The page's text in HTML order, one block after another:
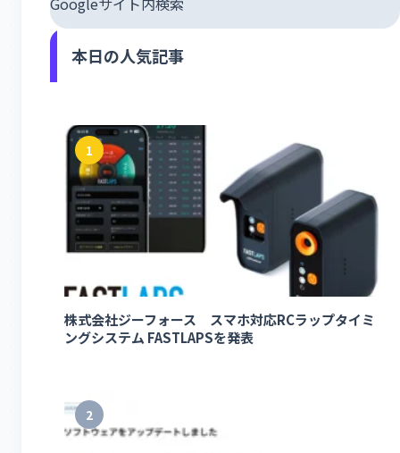
本日の人気記事
1
株式会社ジーフォース スマホ対応RCラップタイミ
ングシステム FASTLAPSを発表
2